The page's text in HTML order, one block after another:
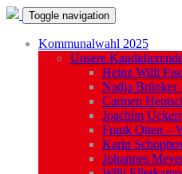
Toggle navigation
Kommunalwahl 2025
Unsere
Heinz Willi
Nadja Brünker
Carmen
Joachim
Frank Otten –
Karin
Johannes